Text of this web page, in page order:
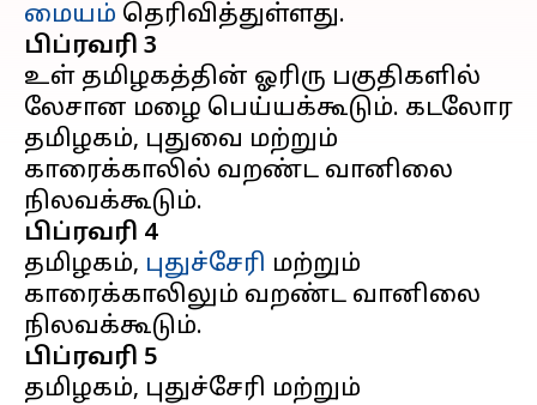
மையம்
பிப்ரவரி 3
உள் தமிழகத்தின் ஓரிரு பகுதிகளில்
லேசான மழை பெய்யக்கூடும். கடலோர
தமிழகம், புதுவை மற்றும்
காரைக்காலில் வறண்ட வானிலை
பிப்ரவரி 4
தமிழகம், புதுச்சேரி மற்றும்
காரைக்காலிலும் வறண்ட வானிலை
பிப்ரவரி 5
தமிழகம், புதுச்சேரி மற்றும்